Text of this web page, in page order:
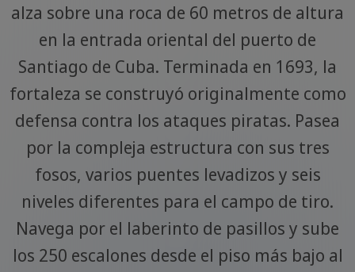
alza sobre una roca de 60 metros de altura
en la entrada oriental del puerto de
Santiago de Cuba. Terminada en 1693, la
fortaleza se construyó originalmente como
defensa contra los ataques piratas. Pasea
por la compleja estructura con sus tres
fosos, varios puentes levadizos y seis
niveles diferentes para el campo de tiro.
Navega por el laberinto de pasillos y sube
los 250 escalones desde el piso más bajo al